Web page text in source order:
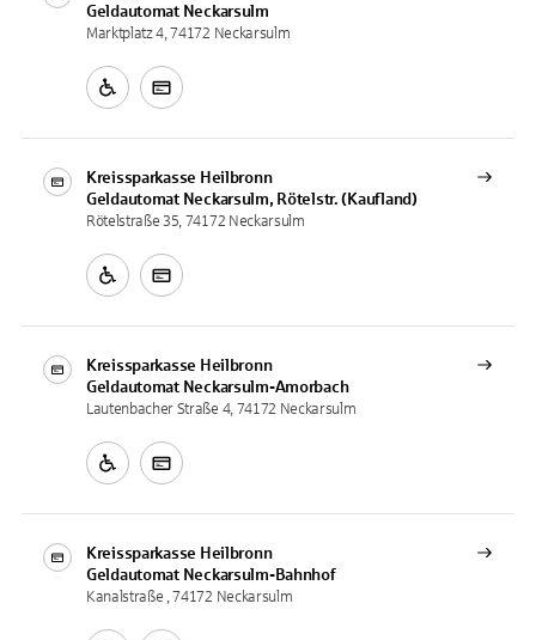
Geldautomat Neckarsulm
Marktplatz 4, 74172 Neckarsulm
Kreissparkasse Heilbronn
Geldautomat Neckarsulm, Rötelstr. (Kaufland)
Rötelstraße 35, 74172 Neckarsulm
Kreissparkasse Heilbronn
Geldautomat Neckarsulm-Amorbach
Lautenbacher Straße 4, 74172 Neckarsulm
Kreissparkasse Heilbronn
Geldautomat Neckarsulm-Bahnhof
Kanalstraße , 74172 Neckarsulm